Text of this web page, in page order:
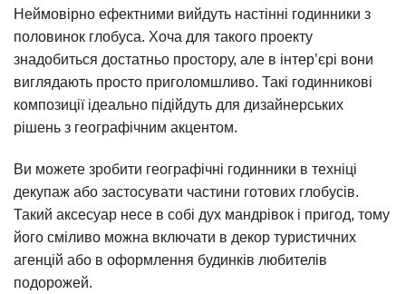
Неймовірно ефектними вийдуть настінні годинники з
половинок глобуса. Хоча для такого проекту
знадобиться достатньо простору, але в інтер’єрі вони
виглядають просто приголомшливо. Такі годинникові
композиції ідеально підійдуть для дизайнерських
рішень з географічним акцентом.
Ви можете зробити географічні годинники в техніці
декупаж або застосувати частини готових глобусів.
Такий аксесуар несе в собі дух мандрівок і пригод, тому
його сміливо можна включати в декор туристичних
агенцій або в оформлення будинків любителів
подорожей.